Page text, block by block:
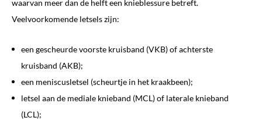
waarvan meer dan de helft een knieblessure betreft.
Veelvoorkomende letsels zijn:
een gescheurde voorste kruisband (VKB) of achterste
kruisband (AKB);
een meniscusletsel (scheurtje in het kraakbeen);
letsel aan de mediale knieband (MCL) of laterale knieband
(LCL);